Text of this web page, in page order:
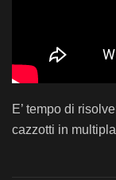
E’ tempo di
cazzotti in